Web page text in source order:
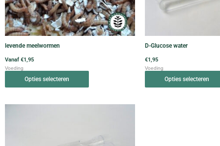
levende meelwormen
Vanaf €1,95
Voeding
Opties selecteren
optie
kan
gekozen
productpagina
D-Glucose water
€1,95
Voeding
Opties selecteren
meerdere